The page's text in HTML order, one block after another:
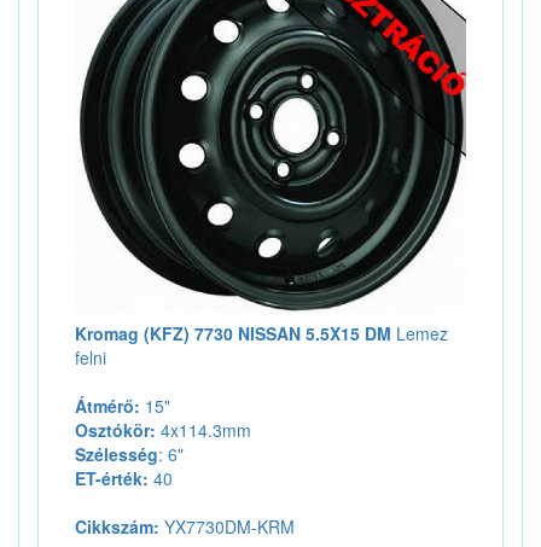
Kromag (KFZ) 7730 NISSAN 5.5X15 DM Lemez
felni
Átmérő: 15"
Osztókör: 4x114.3mm
Szélesség: 6"
ET-érték: 40
Cikkszám: YX7730DM-KRM